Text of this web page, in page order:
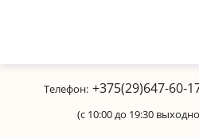
Телефон: +375(29)647-60-
(с 10:00 до 19:30